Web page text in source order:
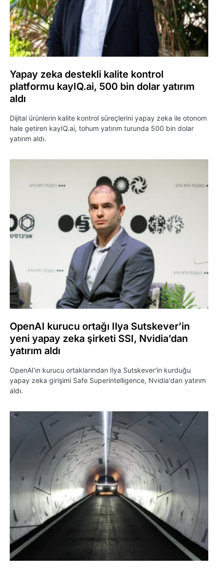
Yapay zeka destekli kalite kontrol
platformu kayIQ.ai, 500 bin dolar yatırım
aldı
Dijital ürünlerin kalite kontrol süreçlerini yapay zeka ile otonom
hale getiren kayIQ.ai, tohum yatırım turunda 500 bin dolar
yatırım aldı.
OpenAI kurucu ortağı Ilya Sutskever’in
yeni yapay zeka şirketi SSI, Nvidia’dan
yatırım aldı
OpenAI'ın kurucu ortaklarından Ilya Sutskever'in kurduğu
yapay zeka girişimi Safe Superintelligence, Nvidia'dan yatırım
aldı.